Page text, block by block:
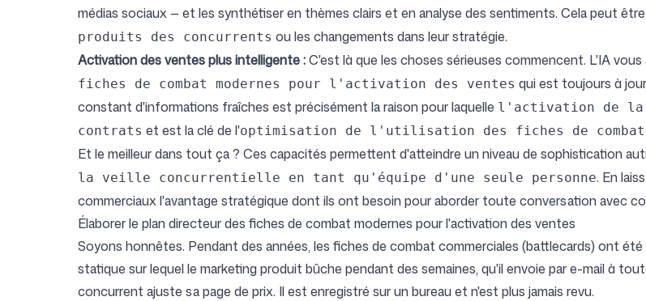
médias sociaux — et les synthétiser en thèmes clairs et en analyse des sentiments. Cela peut
produits des concurrents ou les changements dans leur stratégie.
Activation des ventes plus intelligente :C'est là que les choses sérieuses commencent. L'IA
fiches de combat modernes pour l'activation des ventes qui est toujours à
constant d'informations fraîches est précisément la raison pour laquelle l'activation de la
contrats et est la clé de l'optimisation de l'utilisation des fiches de
Et le meilleur dans tout ça ? Ces capacités permettent d'atteindre un niveau de sophistication
la veille concurrentielle en tant qu'équipe d'une seule personne. En
commerciaux l'avantage stratégique dont ils ont besoin pour aborder toute conversation avec
Élaborer le plan directeur des fiches de combat modernes pour l'activation des ventes
Soyons honnêtes. Pendant des années, les fiches de combat commerciales (battlecards) ont
statique sur lequel le marketing produit bûche pendant des semaines, qu'il envoie par e-mail à
concurrent ajuste sa page de prix. Il est enregistré sur un bureau et n'est plus jamais revu.